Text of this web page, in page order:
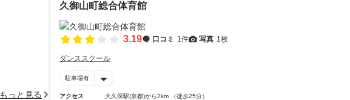
久御山町総合体育館
3.19 口コミ 1件 写真 1枚
ダンススクール
駐車場有
アクセス 大久保駅(京都)から2km （徒歩25分）
もっと見る